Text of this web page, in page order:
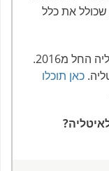
את כלל
אנחנו מתעסקים בבניית מסלולים לאיטליה החל מ2016.
כאן תוכלו